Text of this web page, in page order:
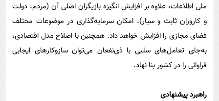
ملی اطلاعات، علاوه بر افزایش انگیزه بازیگران اصلی آن (مردم، دولت
و کاروران ثابت و سیار)، امکان سرمایه‌گذاری‌ در موضوعات مختلف
فضای مجازی را افزایش خواهد داد. همچنین با اصلاح مدل اقتصادی،
به‌جای تعامل‌های سلبی با ذی‌نفعان می‌توان سازوکارهای ایجابی
فراوانی را در کشور بنا نهاد.
راهبرد پیشنهادی